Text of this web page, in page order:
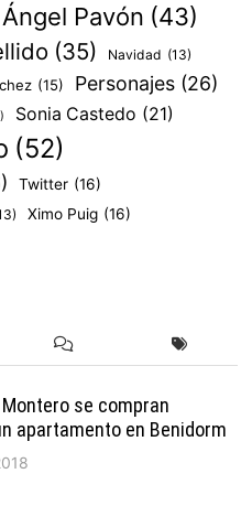
Pavón (43)
(35) Navidad (13)
(15) Personajes (26)
Sonia Castedo (21)
(52)
Twitter (16)
Ximo Puig (16)
se compran
apartamento en Benidorm